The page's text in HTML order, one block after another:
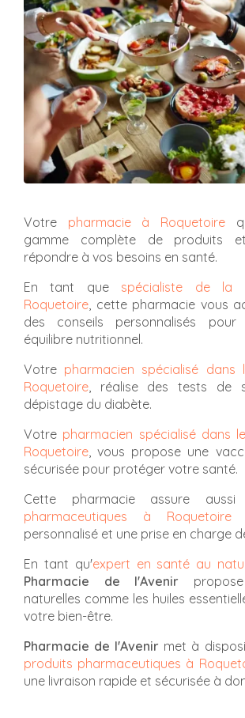
Votre pharmacie à Roquetoire
gamme complète de produits
répondre à vos besoins en santé.
En tant que spécialiste de la
Roquetoire , cette pharmacie vous
des conseils personnalisés
équilibre nutritionnel.
Votre pharmacien spécialisé dans
Roquetoire , réalise des tests de
dépistage du diabète.
Votre pharmacien spécialisé dans
Roquetoire , vous propose une
sécurisée pour protéger votre santé.
Cette pharmacie assure
pharmaceutiques à Roquetoire
personnalisé et une prise en charge
En tant qu'expert en santé au
Pharmacie de l'Avenir
naturelles comme les huiles
votre bien-être.
Pharmacie de l'Avenir met à
produits pharmaceutiques à
une livraison rapide et sécurisée à